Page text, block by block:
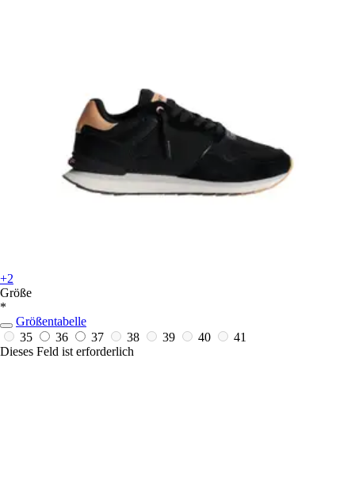
+2
Größe
*
Größentabelle
35
36 37 38 39 40
41
Dieses Feld ist erforderlich